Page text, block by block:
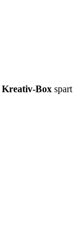
Kreativ-Box spart